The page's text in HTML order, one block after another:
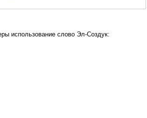
использование слово Эл-Создук: